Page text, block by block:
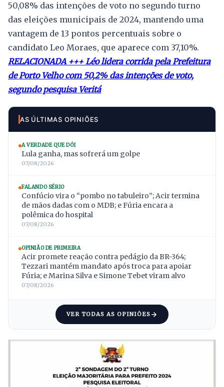
50,08% das intenções de voto no segundo turno
das eleições municipais de 2024, mantendo uma
vantagem de 13 pontos percentuais sobre o
candidato Leo Moraes, que aparece com 37,10%.
RELACIONADA +++ Léo lidera corrida pela Prefeitura
de Porto Velho com 50,2% das intenções de voto,
segundo pesquisa Veritá
AS ÚLTIMAS OPINIÕES
A VERDADE QUE DÓI
Lula ganha, mas sofrerá um golpe
07/08/2026
FALANDO SÉRIO
Confúcio vira o “pombo no tabuleiro”; Acir termina
de mãos dadas com o MDB; e Fúria encara a
polêmica do hospital
07/08/2026
OPINIÃO DE PRIMEIRA
Acir promete reação contra pedágio da BR-364;
Tezzari mantém mandato após troca para apoiar
Fúria; e Marina Silva e Simone Tebet viram alvo
07/08/2026
VER TODAS AS OPINIÕES